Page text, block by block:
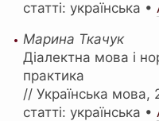
статті: українська •
Марина Ткачук
Діалектна мова і
практика
// Українська
статті: українська •